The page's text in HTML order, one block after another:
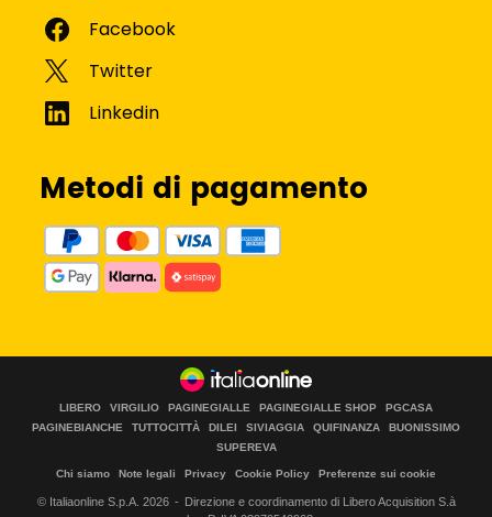
Metodi di pagamento
LIBERO VIRGILIO PAGINEGIALLE PAGINEGIALLE SHOP
PGCASA
PAGINEBIANCHE
TUTTOCITTÀ DILEI SIVIAGGIA QUIFINANZA
BUONISSIMO
SUPEREVA
Chi siamo Note legali Privacy Cookie Policy Preferenze sui cookie
© Italiaonline S.p.A. 2026
Direzione e coordinamento di Libero Acquisition S.à